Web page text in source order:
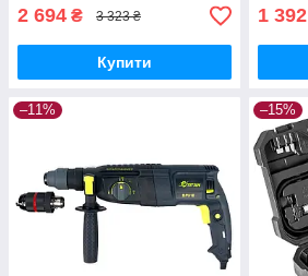
2 694 ₴ 3 323 ₴
Купити
1 392
–11% –15%